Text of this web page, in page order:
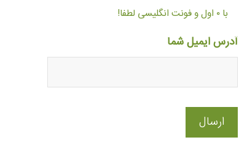
با ۰ اول و فونت انگلیسی لطفا!
آدرس ایمیل شما